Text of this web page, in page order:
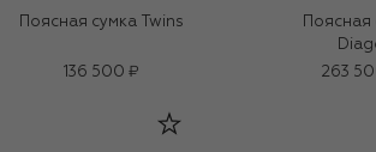
Поясная сумка Twins
136 500 ₽
Поясная
263